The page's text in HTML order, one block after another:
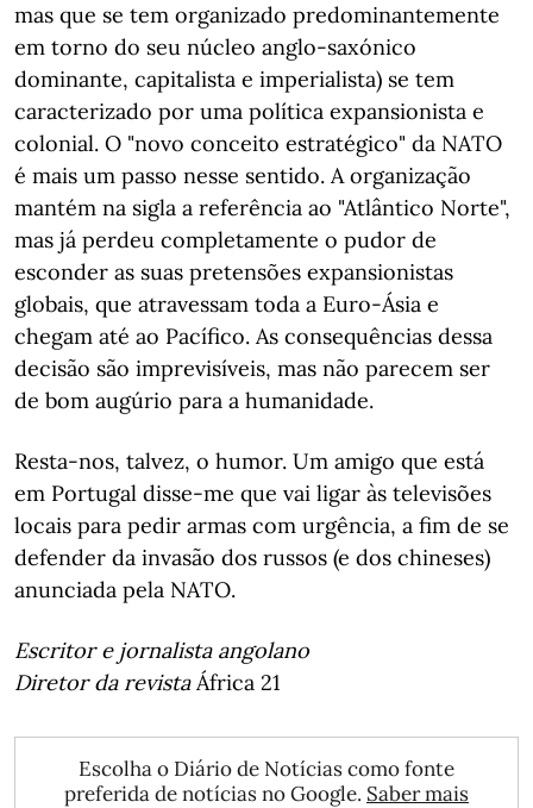
mas que se tem organizado predominantemente
em torno do seu núcleo anglo-saxónico
dominante, capitalista e imperialista) se tem
caracterizado por uma política expansionista e
colonial. O "novo conceito estratégico" da NATO
é mais um passo nesse sentido. A organização
mantém na sigla a referência ao "Atlântico Norte",
mas já perdeu completamente o pudor de
esconder as suas pretensões expansionistas
globais, que atravessam toda a Euro-Ásia e
chegam até ao Pacífico. As consequências dessa
decisão são imprevisíveis, mas não parecem ser
de bom augúrio para a humanidade.
Resta-nos, talvez, o humor. Um amigo que está
em Portugal disse-me que vai ligar às televisões
locais para pedir armas com urgência, a fim de se
defender da invasão dos russos (e dos chineses)
anunciada pela NATO.
Escritor e jornalista angolano
Diretor da revistaÁfrica 21
Escolha o Diário de Notícias como fonte
preferida de notícias no Google. Saber mais